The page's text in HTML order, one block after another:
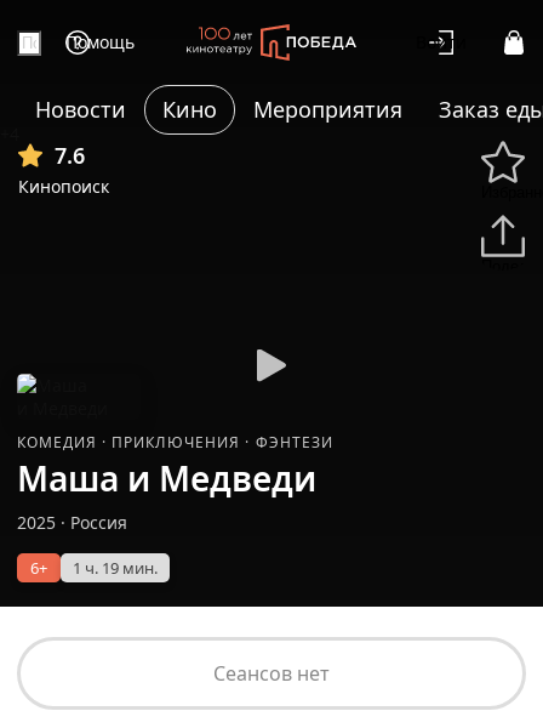
Помощь Войти
Новости Кино Мероприятия
Заказ
7.6
Кинопоиск
КОМЕДИЯ · ПРИКЛЮЧЕНИЯ · ФЭНТЕЗИ
Маша и Медведи
2025 · Россия
6+ 1 ч. 19 мин.
Сеансов нет